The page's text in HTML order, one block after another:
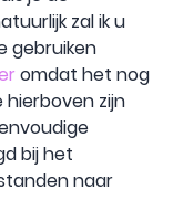
zal ik u
gebruiken
omdat het nog
zijn
bij het
naar